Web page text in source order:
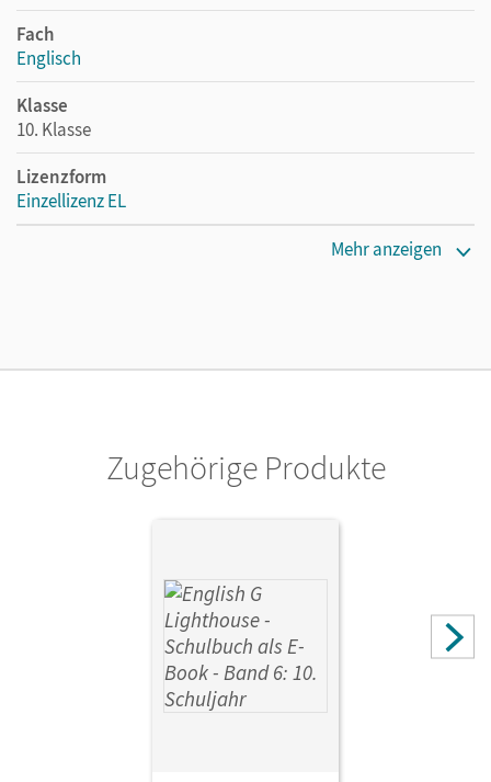
Fach
Englisch
Klasse
10. Klasse
Lizenzform
Einzellizenz EL
Mehr anzeigen
Zugehörige Produkte